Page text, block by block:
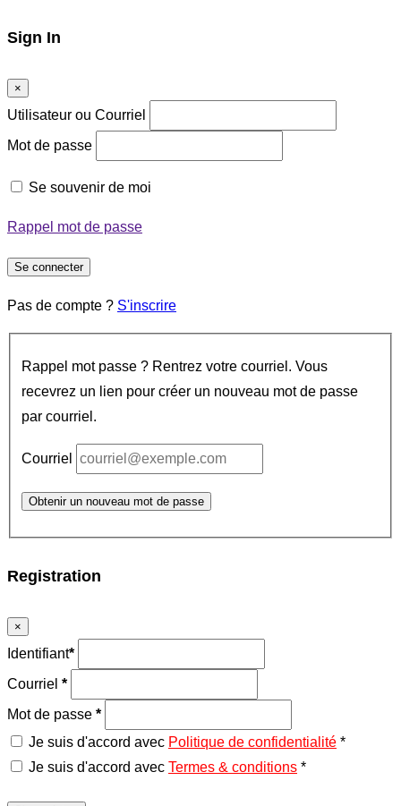
Sign In
×
Utilisateur ou Courriel
Mot de passe
Se souvenir de moi
Rappel mot de passe
Se connecter
Pas de compte ? S'inscrire
Rappel mot passe ? Rentrez votre courriel. Vous
recevrez un lien pour créer un nouveau mot de passe
par courriel.
Courriel
Obtenir un nouveau mot de passe
Registration
×
Identifiant*
Courriel *
Mot de passe *
Je suis d'accord avec Politique de confidentialité *
Je suis d'accord avec Termes & conditions *